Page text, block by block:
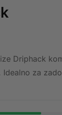
Driphack
za